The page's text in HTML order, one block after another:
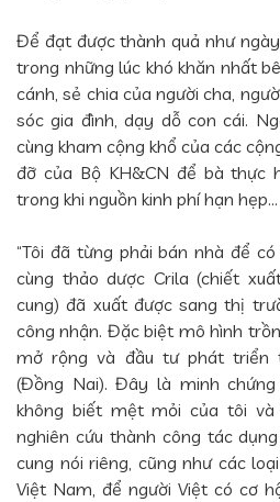
Để đạt được thành quả như
trong những lúc khó khăn nhất
cánh, sẻ chia của người cha,
sóc gia đình, dạy dỗ con cái.
cùng kham cộng khổ của các
đỡ của Bộ KH&CN để bà thực
trong khi nguồn kinh phí hạn hẹp…
“Tôi đã từng phải bán nhà để
cùng thảo dược Crila (chiết
cung) đã xuất được sang thị
công nhận. Đặc biệt mô hình
mở rộng và đầu tư phát triển
(Đồng Nai). Đây là minh
không biết mệt mỏi của tôi
nghiên cứu thành công tác
cung nói riêng, cũng như các
Việt Nam, để người Việt có cơ